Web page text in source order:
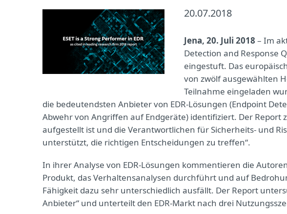
20.07.2018
Jena, 20. Juli 2018 – Im
Detection and Response
eingestuft. Das
von zwölf ausgewählten
Teilnahme eingeladen
die bedeutendsten Anbieter von EDR-Lösungen (Endpoint
Abwehr von Angriffen auf Endgeräte) identifiziert. Der Report
aufgestellt ist und die Verantwortlichen für Sicherheits- und
unterstützt, die richtigen Entscheidungen zu treffen“.
In ihrer Analyse von EDR-Lösungen kommentieren die
Produkt, das Verhaltensanalysen durchführt und auf
Fähigkeit dazu sehr unterschiedlich ausfällt. Der Report
Anbieter“ und unterteilt den EDR-Markt nach drei